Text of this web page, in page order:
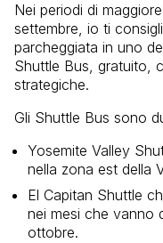
Nei periodi di
settembre, io ti
parcheggiata in uno
Shuttle Bus, gratuito,
strategiche.
Gli Shuttle Bus sono
Yosemite Valley
nella zona est della
El Capitan Shuttle
nei mesi che vanno
ottobre.